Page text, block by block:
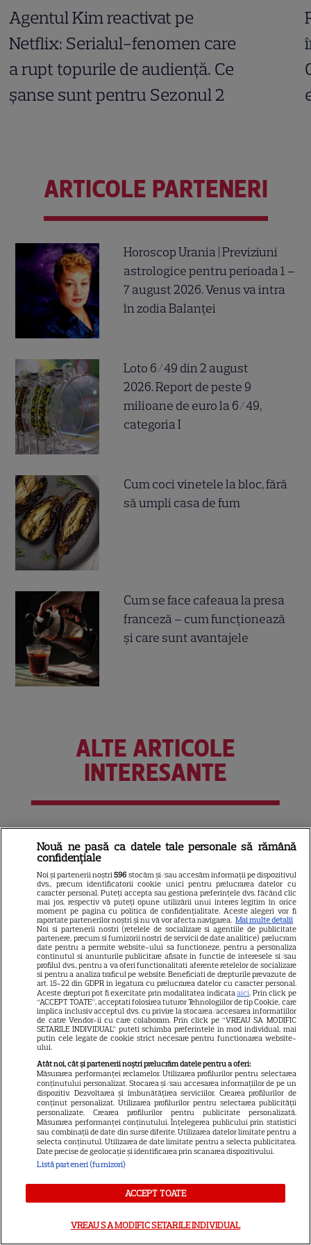
Agentul Kim reactivat pe
Netflix: Serialul-fenomen care
a rupt topurile de audiență. Ce
șanse sunt pentru Sezonul 2
ARTICOLE PARTENERI
Horoscop Urania | Previziuni
astrologice pentru perioada 1 –
7 august 2026. Venus va intra
în zodia Balanței
Loto 6/49 din 2 august
2026. Report de peste 9
milioane de euro la 6/49,
categoria I
Cum coci vinetele la bloc, fără
să umpli casa de fum
Cum se face cafeaua la presa
franceză – cum funcționează
și care sunt avantajele
ALTE ARTICOLE
INTERESANTE
16
Robert De Niro, „Nosferatu” și
noile sezoane din „Outer
Banks” și „Un veac de
singurătate”
DISNEY PLUS
„Diavolul se îmbracă de la
Prada 2” s-a lansat pe Disney+.
Meryl Streep și Anne
Hathaway revin la revista
5
NETFLIX
„Palatul de Est”, noul fenomen
coreean de pe Netflix: Regele
blestemat, fantomele și
exorcistul care sfidează
moartea
„Trafic”, episodul 3. Doru
Nouă ne pasă ca datele tale personale să rămână
confidențiale
Noi și partenerii noștri596 stocăm și/sau accesăm informații pe dispozitivul
dvs., precum identificatorii cookie unici pentru prelucrarea datelor cu
caracter personal. Puteți accepta sau gestiona preferințele dvs. făcând clic
mai jos, respectiv vă puteți opune utilizării unui interes legitim în orice
moment pe pagina cu politica de confidențialitate. Aceste alegeri vor fi
raportate partenerilor noștri și nu vă vor afecta navigarea. Mai multe detalii
Noi si partenerii nostri (retelele de socializare si agentiile de publicitate
partenere, precum si furnizorii nostri de servicii de date analitice) prelucram
date pentru a permite website-ului sa functioneze, pentru a personaliza
continutul si anunturile publicitare afisate in functie de interesele si/sau
profilul dvs., pentru a va oferi functionalitati aferente retelelor de socializare
si pentru a analiza traficul pe website. Beneficiati de drepturile prevazute de
art. 15-22 din GDPR in legatura cu prelucrarea datelor cu caracter personal.
Aceste drepturi pot fi exercitate prin modalitatea indicataaici. Prin click pe
“ACCEPT TOATE”, acceptati folosirea tuturor Tehnologiilor de tip Cookie, care
implica inclusiv acceptul dvs. cu privire la stocarea/accesarea informatiilor
de catre Vendor-ii cu care colaboram. Prin click pe “VREAU SA MODIFIC
SETARILE INDIVIDUAL” puteti schimba preferintele in mod individual, mai
putin cele legate de cookie strict necesare pentru functionarea website-
ului.
Atât noi, cât și partenerii noștri prelucrăm datele pentru a oferi:
Măsurarea performanței reclamelor. Utilizarea profilurilor pentru selectarea
conținutului personalizat. Stocarea și/sau accesarea informațiilor de pe un
dispozitiv. Dezvoltarea și îmbunătățirea serviciilor. Crearea profilurilor de
conținut personalizat. Utilizarea profilurilor pentru selectarea publicității
personalizate. Crearea profilurilor pentru publicitate personalizată.
Măsurarea performanței conținutului. Înțelegerea publicului prin statistici
sau combinații de date din surse diferite. Utilizarea datelor limitate pentru a
selecta conținutul. Utilizarea de date limitate pentru a selecta publicitatea.
Date precise de geolocație și identificarea prin scanarea dispozitivului.
Listă parteneri (furnizori)
ACCEPT TOATE
VREAU SA MODIFIC SETARILE INDIVIDUAL